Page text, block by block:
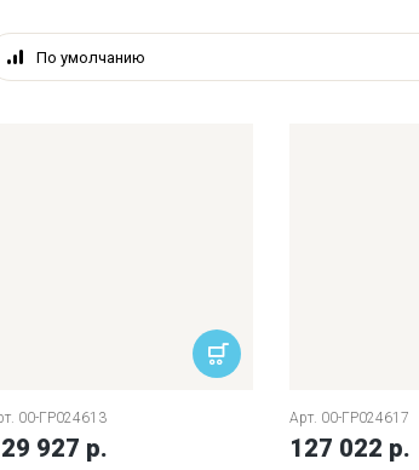
По умолчанию
00-ГР024613
927 р.
Арт. 00-ГР024617
127 022 р.